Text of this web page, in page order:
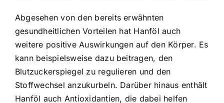
Abgesehen von den bereits erwähnten
gesundheitlichen Vorteilen hat Hanföl auch
weitere positive Auswirkungen auf den Körper. Es
kann beispielsweise dazu beitragen, den
Blutzuckerspiegel zu regulieren und den
Stoffwechsel anzukurbeln. Darüber hinaus enthält
Hanföl auch Antioxidantien, die dabei helfen